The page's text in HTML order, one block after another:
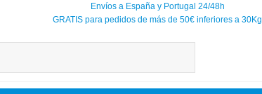
Envíos a España y Portugal 24/48h
GRATIS para pedidos de más de 50€ inferiores a 30Kg